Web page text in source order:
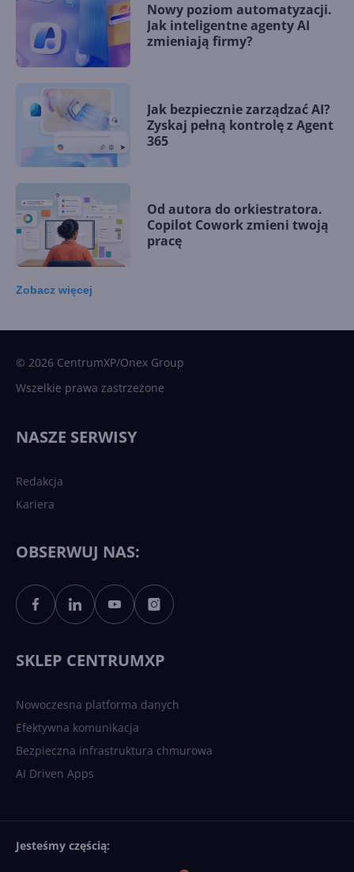
Nowy poziom automatyzacji.
Jak inteligentne agenty AI
zmieniają firmy?
Jak bezpiecznie zarządzać AI?
Zyskaj pełną kontrolę z Agent
365
Od autora do orkiestratora.
Copilot Cowork zmieni twoją
pracę
Sztuczna inteligencja po
polsku. Dość barier
Zobacz więcej
© 2026 CentrumXP/Onex Group
Wszelkie prawa zastrzeżone
NASZE SERWISY
Redakcja
Kariera
OBSERWUJ NAS:
SKLEP CENTRUMXP
Nowoczesna platforma danych
Efektywna komunikacja
Bezpieczna infrastruktura chmurowa
AI Driven Apps
Jesteśmy częścią: